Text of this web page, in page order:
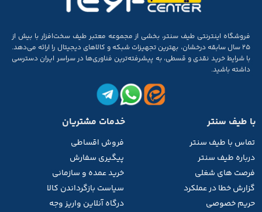
فروشگاه اینترنتی طیف سنتر، بخشی از مجموعه‌ معتبر طیف سخت‌افزار با بیش از
۲۵ سال سابقه‌ درخشان، بهترین تجهیزات شبکه و کالاهای دیجیتال را ارائه می‌دهد.
با شرایط خرید نقدی و قسطی، به پیشرفته‌ترین فناوری‌ها در سراسر ایران دسترسی
داشته باشید.
با طیف سنتر
تماس با طیف سنتر
درباره طیف سنتر
فرصت های شغلی
گزارش خطا در عملکرد
حریم خصوصی
خدمات مشتریان
فروش اقساطی
پیگیری سفارش
خرید عمده و سازمانی
سیاست بازگرداندن کالا
درگاه آنلاین واریز وجه